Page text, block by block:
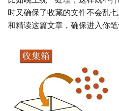
时又确保了收藏的文件不会乱
和精读这篇文章，确保进入你笔